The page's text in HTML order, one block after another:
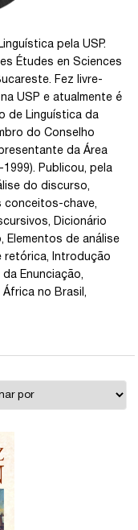
pela USP.
Études en Sciences
Fez livre-
USP e atualmente é
de Linguística da
do Conselho
da Área
Publicou, pela
do discurso,
conceitos-chave,
Dicionário
Elementos de análise
retórica, Introdução
Enunciação,
África no Brasil,